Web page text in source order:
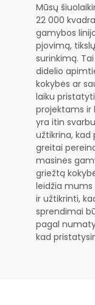
Mūsų
22 000
gamybos
pjovimą,
surinkimą.
didelio
kokybės ar
laiku
projektams
yra itin
užtikrina,
greitai
masinės
griežtą
leidžia
ir užtikrinti,
sprendimai
pagal
kad